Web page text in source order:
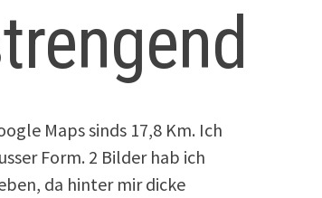
Maps sinds 17,8 Km. Ich
Form. 2 Bilder hab ich
da hinter mir dicke